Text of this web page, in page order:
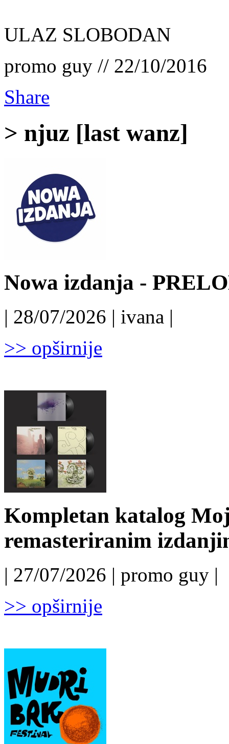
ULAZ SLOBODAN
promo guy // 22/10/2016
Share
> njuz [last wanz]
Nowa izdanja -
| 28/07/2026 | ivana |
>> opširnije
Kompletan katalog
remasteriranim
| 27/07/2026 | promo guy |
>> opširnije